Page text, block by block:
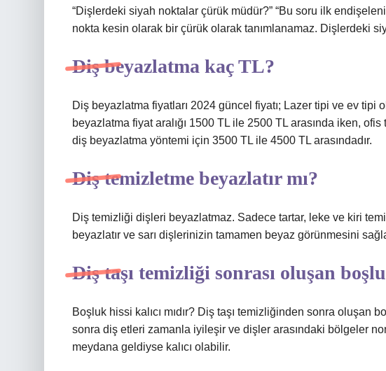
“Dişlerdeki siyah noktalar çürük müdür?” “Bu soru ilk
nokta kesin olarak bir çürük olarak tanımlanamaz. Dişlerdeki
Diş beyazlatma kaç TL?
Diş beyazlatma fiyatları 2024 güncel fiyatı; Lazer tipi ve ev tipi
beyazlatma fiyat aralığı 1500 TL ile 2500 TL arasında iken,
diş beyazlatma yöntemi için 3500 TL ile 4500 TL arasındadır.
Diş temizletme beyazlatır mı?
Diş temizliği dişleri beyazlatmaz. Sadece tartar, leke ve kiri
beyazlatır ve sarı dişlerinizin tamamen beyaz görünmesini
Diş taşı temizliği sonrası oluşan
Boşluk hissi kalıcı mıdır? Diş taşı temizliğinden sonra oluşan
sonra diş etleri zamanla iyileşir ve dişler arasındaki bölgeler
meydana geldiyse kalıcı olabilir.